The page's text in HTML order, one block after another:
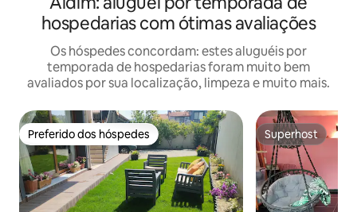
hospedarias com ótimas avaliações
Os hóspedes concordam: estes aluguéis por
temporada de hospedarias foram muito bem
avaliados por sua localização, limpeza e muito mais.
Preferido dos hóspedes
Preferido dos hóspedes Superhost
Superhost